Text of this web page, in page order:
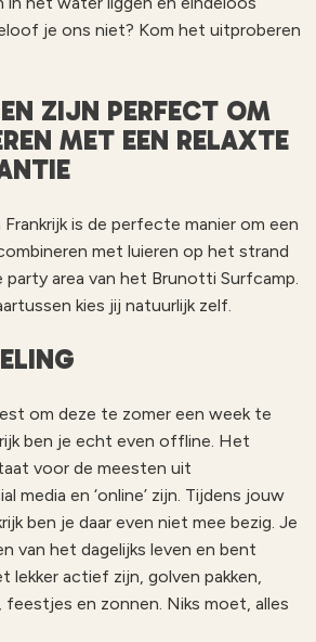
je ons niet? Kom het uitproberen
ZIJN PERFECT OM
MET EEN RELAXTE
is de perfecte manier om een
met luieren op het strand
area van het Brunotti Surfcamp.
kies jij natuurlijk zelf.
om deze te zomer een week te
ben je echt even offline. Het
voor de meesten uit
media en ‘online’ zijn. Tijdens jouw
ben je daar even niet mee bezig. Je
van het dagelijks leven en bent
lekker actief zijn, golven pakken,
feestjes en zonnen. Niks moet, alles